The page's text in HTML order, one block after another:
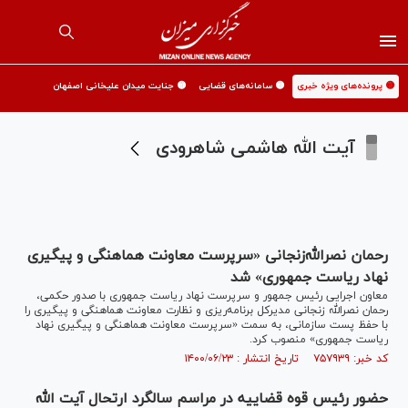
🟡 پرونده‌های ویژه خبری 🟡 سامانه‌های قضایی 🟡 جنایت میدان علیخانی اصفهان
آیت الله هاشمی شاهرودی
رحمان نصرالله‌زنجانی «سرپرست معاونت هماهنگی و پیگیری
نهاد ریاست جمهوری» شد
معاون اجرایی رئیس جمهور و سرپرست نهاد ریاست جمهوری با صدور حکمی،
رحمان نصرالله زنجانی مدیرکل برنامه‌ریزی و نظارت معاونت هماهنگی و پیگیری را
با حفظ پست سازمانی، به سمت «سرپرست معاونت هماهنگی و پیگیری نهاد
ریاست جمهوری» منصوب کرد.
کد خبر: ۷۵۷۹۳۹ تاریخ انتشار : ۱۴۰۰/۰۶/۲۳
حضور رئیس قوه قضاییه در مراسم سالگرد ارتحال آیت الله